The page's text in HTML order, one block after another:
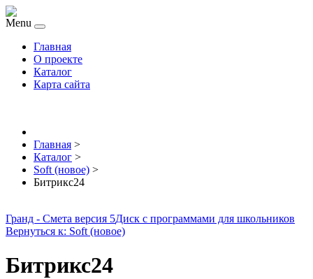
Menu
Главная
О проекте
Каталог
Карта сайта
Главная >
Каталог >
Soft (новое) >
Битрикс24
Гранд - Смета версия 5Диск с программами для школьников
Вернуться к: Soft (новое)
Битрикс24